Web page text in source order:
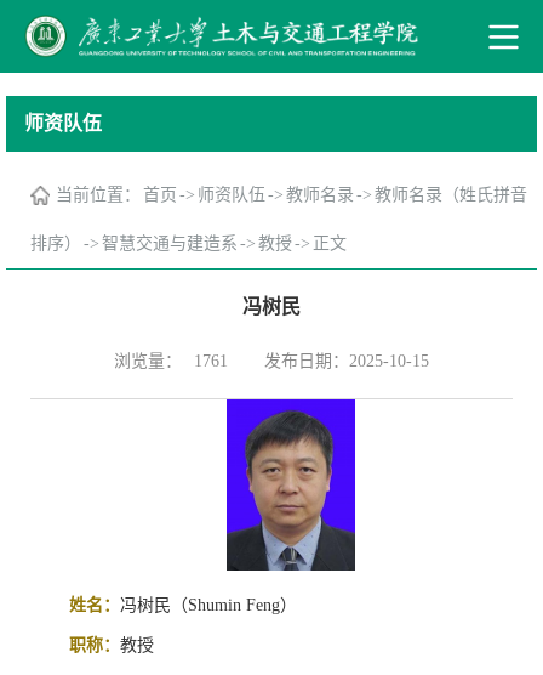
师资队伍
当前位置： 首页 -> 师资队伍 -> 教师名录 -> 教师名录（姓氏拼音
排序） -> 智慧交通与建造系 -> 教授-> 正文
冯树民
浏览量： 1761 发布日期：2025-10-15
姓名： 冯树民 （Shumin Feng）
职称： 教授